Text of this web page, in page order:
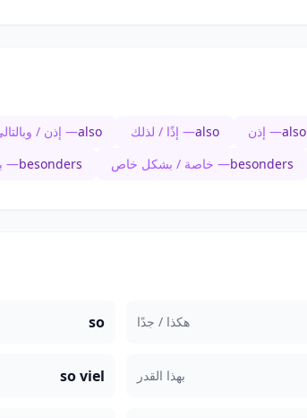
also— إذن also— إذًا / لذلك also— إذن /
besonders— خاصة / بشكل خاص besonders
—
هكذا / جدًا so
بهذا القدر so viel